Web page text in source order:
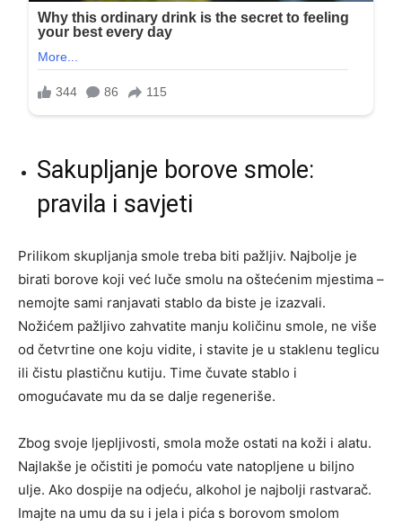
Sakupljanje borove smole:
pravila i savjeti
Prilikom skupljanja smole treba biti pažljiv. Najbolje je
birati borove koji već luče smolu na oštećenim mjestima –
nemojte sami ranjavati stablo da biste je izazvali.
Nožićem pažljivo zahvatite manju količinu smole, ne više
od četvrtine one koju vidite, i stavite je u staklenu teglicu
ili čistu plastičnu kutiju. Time čuvate stablo i
omogućavate mu da se dalje regeneriše.
Zbog svoje ljepljivosti, smola može ostati na koži i alatu.
Najlakše je očistiti je pomoću vate natopljene u biljno
ulje. Ako dospije na odjeću, alkohol je najbolji rastvarač.
Imajte na umu da su i jela i pića s borovom smolom